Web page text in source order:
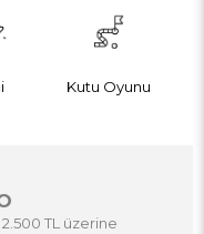
Kutu Oyunu
TL üzerine